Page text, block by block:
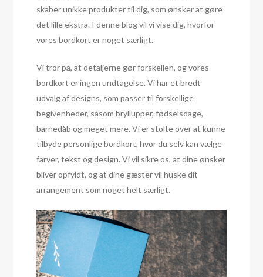
skaber unikke produkter til dig, som ønsker at gøre
det lille ekstra. I denne blog vil vi vise dig, hvorfor
vores bordkort er noget særligt.
Vi tror på, at detaljerne gør forskellen, og vores
bordkort er ingen undtagelse. Vi har et bredt
udvalg af designs, som passer til forskellige
begivenheder, såsom bryllupper, fødselsdage,
barnedåb og meget mere. Vi er stolte over at kunne
tilbyde personlige bordkort, hvor du selv kan vælge
farver, tekst og design. Vi vil sikre os, at dine ønsker
bliver opfyldt, og at dine gæster vil huske dit
arrangement som noget helt særligt.